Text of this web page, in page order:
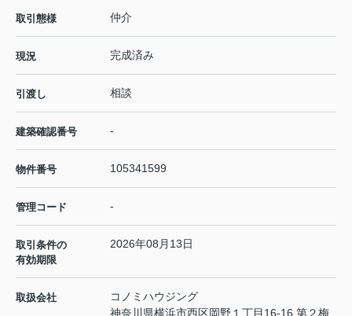
取引態様 仲介
現況 完成済み
引渡し 相談
建築確認番号 -
物件番号 105341599
管理コード -
取引条件の
有効期限
2026年08月13日
取扱会社
コノミハウジング
神奈川県横浜市西区岡野１丁目16-16 第２梅